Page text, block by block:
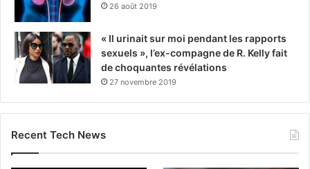
26 août 2019
« Il urinait sur moi pendant les rapports
sexuels », l’ex-compagne de R. Kelly fait
de choquantes révélations
27 novembre 2019
Recent Tech News